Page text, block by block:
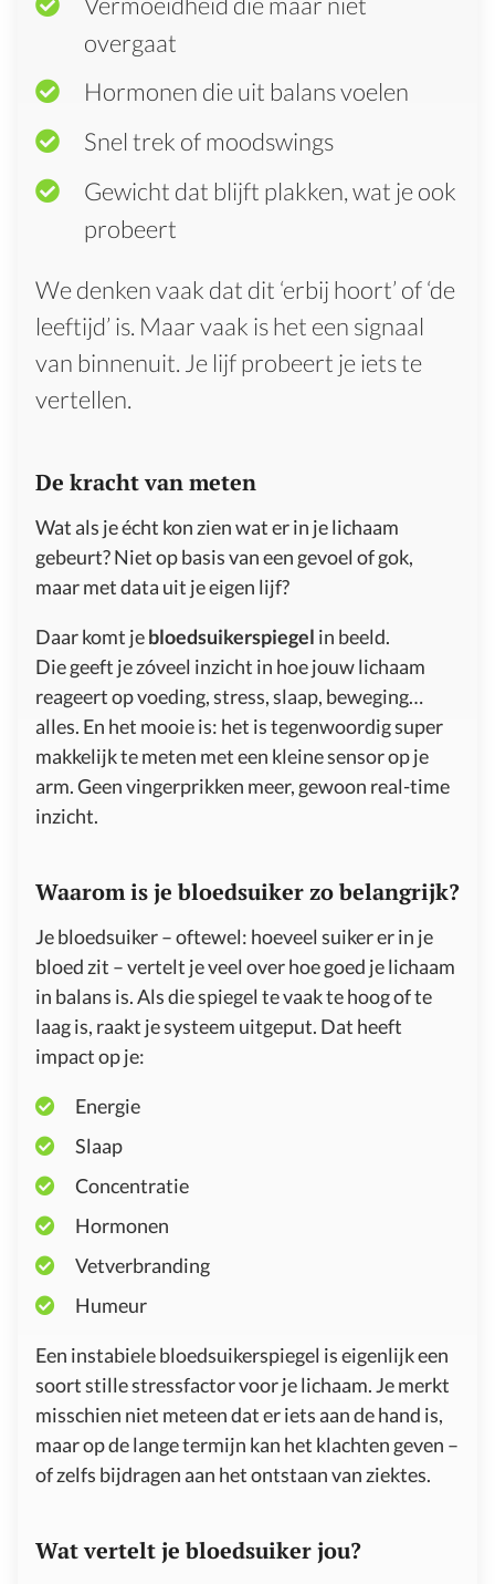
overgaat
Hormonen die uit balans voelen
Snel trek of moodswings
Gewicht dat blijft plakken, wat je ook
probeert
We denken vaak dat dit ‘erbij hoort’ of ‘de
leeftijd’ is. Maar vaak is het een signaal
van binnenuit. Je lijf probeert je iets te
vertellen.
De kracht van meten
Wat als je écht kon zien wat er in je lichaam
gebeurt? Niet op basis van een gevoel of gok,
maar met data uit je eigen lijf?
Daar komt jebloedsuikerspiegel in beeld.
Die geeft je zóveel inzicht in hoe jouw lichaam
reageert op voeding, stress, slaap, beweging…
alles. En het mooie is: het is tegenwoordig super
makkelijk te meten met een kleine sensor op je
arm. Geen vingerprikken meer, gewoon real-time
inzicht.
Waarom is je bloedsuiker zo belangrijk?
Je bloedsuiker – oftewel: hoeveel suiker er in je
bloed zit – vertelt je veel over hoe goed je lichaam
in balans is. Als die spiegel te vaak te hoog of te
laag is, raakt je systeem uitgeput. Dat heeft
impact op je:
Energie
Slaap
Concentratie
Hormonen
Vetverbranding
Humeur
Een instabiele bloedsuikerspiegel is eigenlijk een
soort stille stressfactor voor je lichaam. Je merkt
misschien niet meteen dat er iets aan de hand is,
maar op de lange termijn kan het klachten geven –
of zelfs bijdragen aan het ontstaan van ziektes.
Wat vertelt je bloedsuiker jou?